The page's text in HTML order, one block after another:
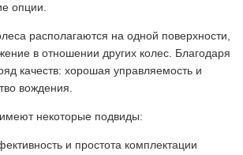
опции.
располагаются на одной поверхности,
в отношении других колес. Благодаря
качеств: хорошая управляемость и
вождения.
некоторые подвиды:
и простота комплектации